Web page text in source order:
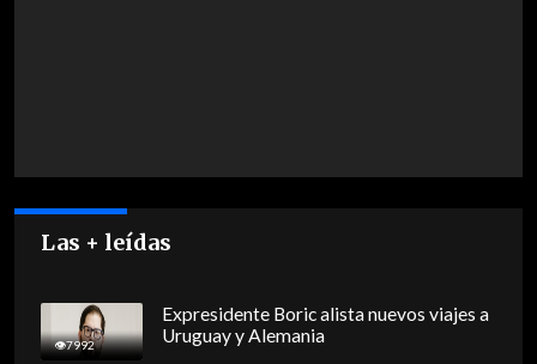
Las + leídas
7992
Expresidente Boric alista nuevos viajes a
Uruguay y Alemania